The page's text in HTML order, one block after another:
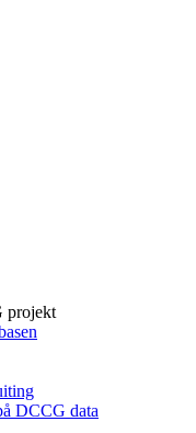
projekt
DCCG data